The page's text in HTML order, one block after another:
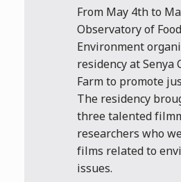
From May 4th to
Observatory of
Environment
residency at
Farm to promote
The residency
three talented
researchers who
films related to
issues.